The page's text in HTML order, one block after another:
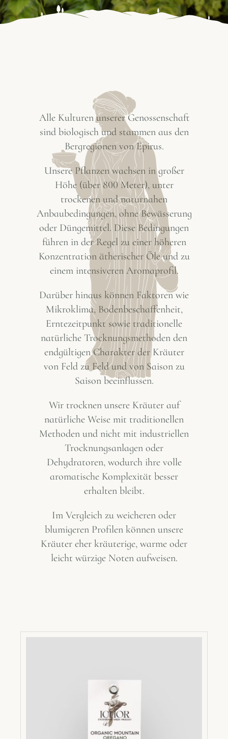
Alle Kulturen unserer Genossenschaft
sind biologisch und stammen aus den
Bergregionen von Epirus.
Unsere Pflanzen wachsen in großer
Höhe (über 800 Meter), unter
trockenen und naturnahen
Anbaubedingungen, ohne Bewässerung
oder Düngemittel. Diese Bedingungen
führen in der Regel zu einer höheren
Konzentration ätherischer Öle und zu
einem intensiveren Aromaprofil.
Darüber hinaus können Faktoren wie
Mikroklima, Bodenbeschaffenheit,
Erntezeitpunkt sowie traditionelle
natürliche Trocknungsmethoden den
endgültigen Charakter der Kräuter
von Feld zu Feld und von Saison zu
Saison beeinflussen.
Wir trocknen unsere Kräuter auf
natürliche Weise mit traditionellen
Methoden und nicht mit industriellen
Trocknungsanlagen oder
Dehydratoren, wodurch ihre volle
aromatische Komplexität besser
erhalten bleibt.
Im Vergleich zu weicheren oder
blumigeren Profilen können unsere
Kräuter eher kräuterige, warme oder
leicht würzige Noten aufweisen.